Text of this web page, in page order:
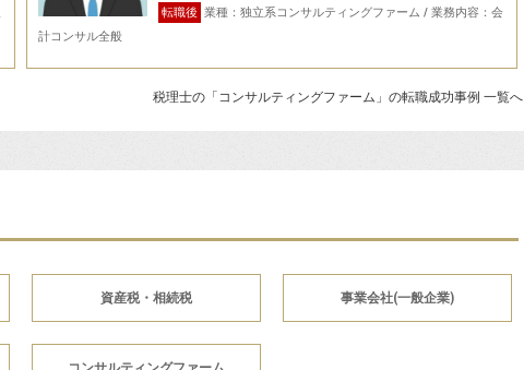
転職後 業種：独立系コンサルティングファーム / 業務内容：会
計コンサル全般
税理士の「コンサルティングファーム」の転職成功事例 一覧へ
資産税・相続税 事業会社(一般企業)